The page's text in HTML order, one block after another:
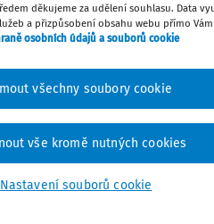
číslo
děkujeme za udělení souhlasu. Data
a přizpůsobení obsahu webu přímo
osobních údajů a souborů cookie
Nastavení souborů cookie
vše kromě nutných cookies
všechny soubory cookie